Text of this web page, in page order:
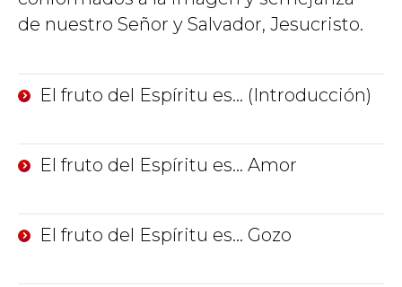
de nuestro Señor y Salvador, Jesucristo.
El fruto del Espíritu es… (Introducción)
El fruto del Espíritu es… Amor
El fruto del Espíritu es… Gozo